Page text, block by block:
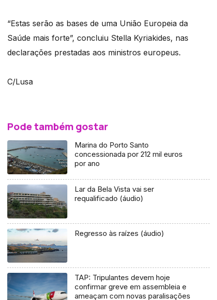
“Estas serão as bases de uma União Europeia da
Saúde mais forte”, concluiu Stella Kyriakides, nas
declarações prestadas aos ministros europeus.
C/Lusa
Pode também gostar
Marina do Porto Santo
concessionada por 212 mil euros
por ano
Lar da Bela Vista vai ser
requalificado (áudio)
Regresso às raízes (áudio)
TAP: Tripulantes devem hoje
confirmar greve em assembleia e
ameaçam com novas paralisações